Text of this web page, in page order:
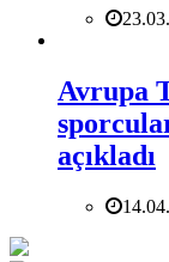
Avrupa
açıkladı